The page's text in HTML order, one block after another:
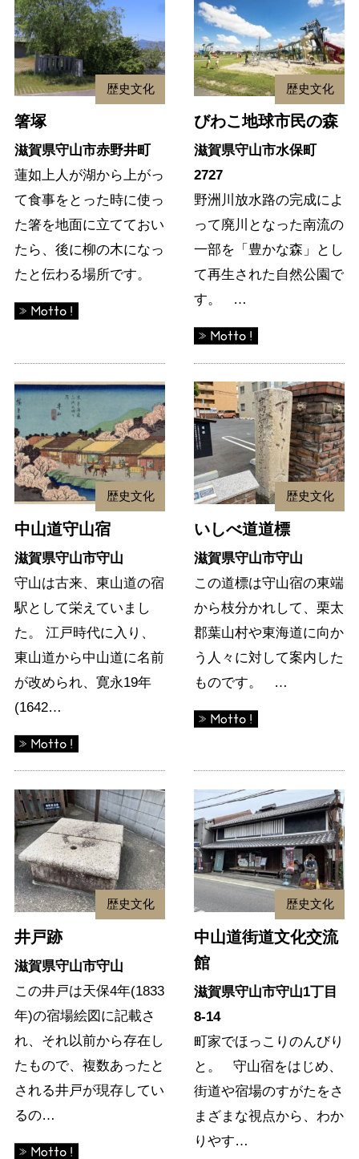
歴史文化
箸塚
滋賀県守山市赤野井町
蓮如上人が湖から上がっ
て食事をとった時に使っ
た箸を地面に立てておい
たら、後に柳の木になっ
たと伝わる場所です。
歴史文化
びわこ地球市民の森
滋賀県守山市水保町
2727
野洲川放水路の完成によ
って廃川となった南流の
一部を「豊かな森」とし
て再生された自然公園で
す。 …
歴史文化
中山道守山宿
滋賀県守山市守山
守山は古来、東山道の宿
駅として栄えていまし
た。 江戸時代に入り、
東山道から中山道に名前
が改められ、寛永19年
(1642…
歴史文化
いしべ道道標
滋賀県守山市守山
この道標は守山宿の東端
から枝分かれして、栗太
郡葉山村や東海道に向か
う人々に対して案内した
ものです。 …
歴史文化
井戸跡
滋賀県守山市守山
この井戸は天保4年(1833
年)の宿場絵図に記載さ
れ、それ以前から存在し
たもので、複数あったと
される井戸が現存してい
るの…
歴史文化
中山道街道文化交流
館
滋賀県守山市守山1丁目
8-14
町家でほっこりのんびり
と。 守山宿をはじめ、
街道や宿場のすがたをさ
まざまな視点から、わか
りやす…